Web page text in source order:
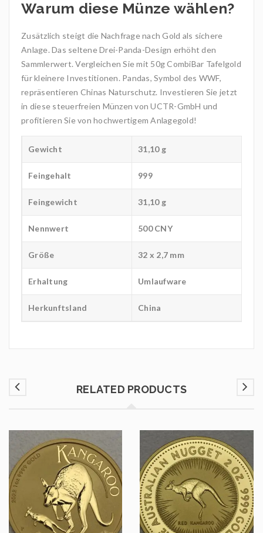
Warum diese Münze wählen?
Zusätzlich steigt die Nachfrage nach Gold als sichere
Anlage. Das seltene Drei-Panda-Design erhöht den
Sammlerwert. Vergleichen Sie mit 50g CombiBar Tafelgold
für kleinere Investitionen. Pandas, Symbol des WWF,
repräsentieren Chinas Naturschutz. Investieren Sie jetzt
in diese steuerfreien Münzen von UCTR-GmbH und
profitieren Sie von hochwertigem Anlagegold!
Gewicht 31,10 g
Feingehalt 999
Feingewicht 31,10 g
Nennwert 500 CNY
Größe 32 x 2,7 mm
Erhaltung Umlaufware
Herkunftsland China
RELATED PRODUCTS